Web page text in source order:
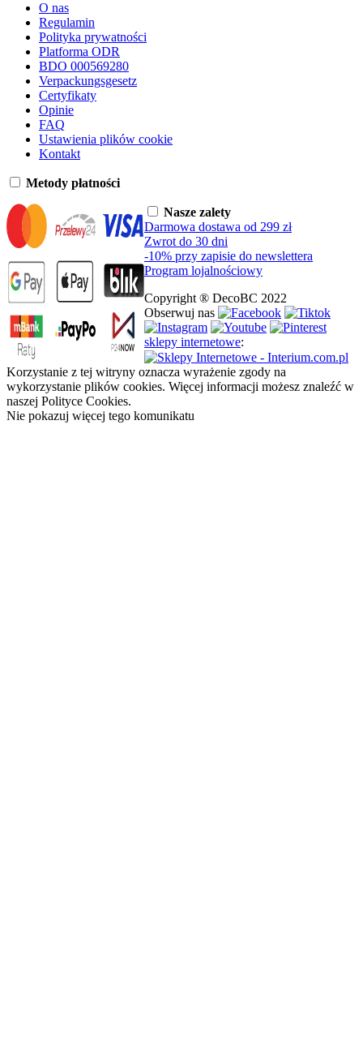
O nas
Regulamin
Polityka prywatności
Platforma ODR
BDO 000569280
Verpackungsgesetz
Certyfikaty
Opinie
FAQ
Ustawienia plików cookie
Kontakt
Metody płatności
Nasze zalety
Darmowa dostawa od 299 zł
Zwrot do 30 dni
-10% przy zapisie do newslettera
Program lojalnościowy
Copyright ® DecoBC 2022
Obserwuj nas
sklepy internetowe:
Korzystanie z tej witryny oznacza wyrażenie zgody na
wykorzystanie plików cookies. Więcej informacji możesz znaleźć w
naszej Polityce Cookies.
Nie pokazuj więcej tego komunikatu